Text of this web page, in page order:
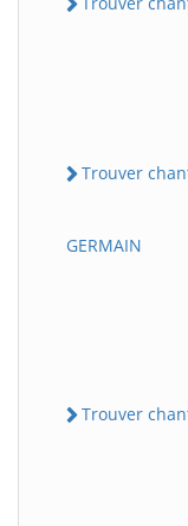
Trouver
GERMAIN
Trouver